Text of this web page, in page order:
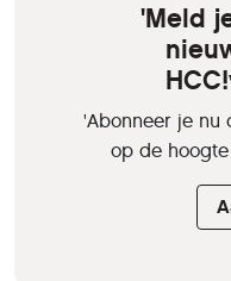
'Meld
'Abonneer je nu
op de